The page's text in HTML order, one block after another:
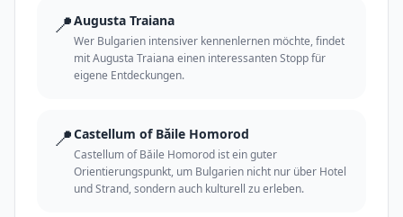
📍Augusta Traiana
Wer Bulgarien intensiver kennenlernen möchte, findet
mit Augusta Traiana einen interessanten Stopp für
eigene Entdeckungen.
📍Castellum of Băile Homorod
Castellum of Băile Homorod ist ein guter
Orientierungspunkt, um Bulgarien nicht nur über Hotel
und Strand, sondern auch kulturell zu erleben.